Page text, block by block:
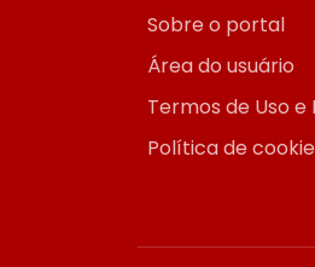
Sobre o portal
Área do usuário
Termos de Uso
Política de